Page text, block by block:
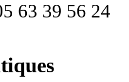
63 39 56 24